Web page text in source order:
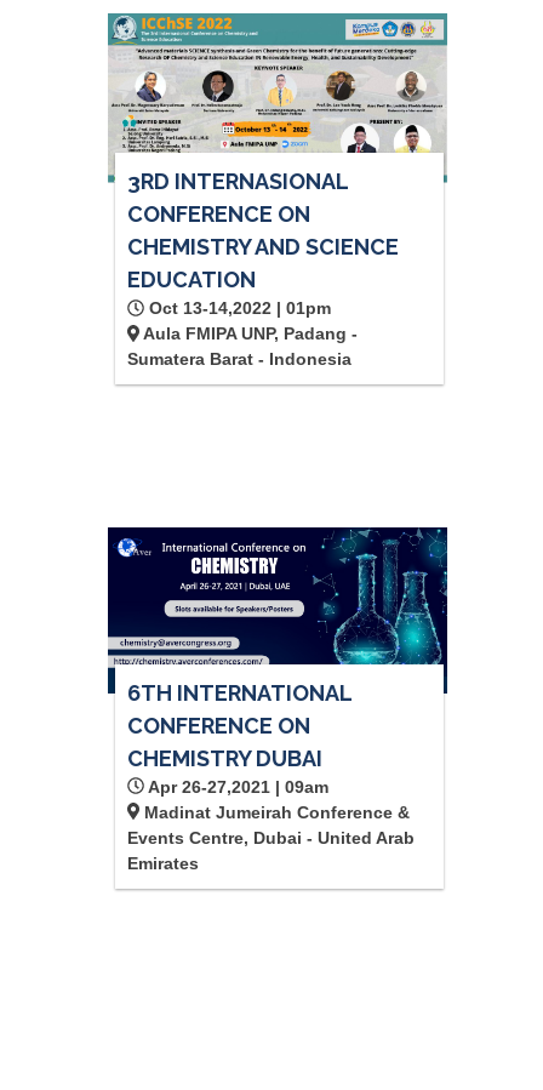
3RD INTERNASIONAL
CONFERENCE ON
CHEMISTRY AND SCIENCE
EDUCATION
Oct 13-14,2022 | 01pm
Aula FMIPA UNP, Padang -
Sumatera Barat - Indonesia
6TH INTERNATIONAL
CONFERENCE ON
CHEMISTRY DUBAI
Apr 26-27,2021 | 09am
Madinat Jumeirah Conference &
Events Centre, Dubai - United Arab
Emirates